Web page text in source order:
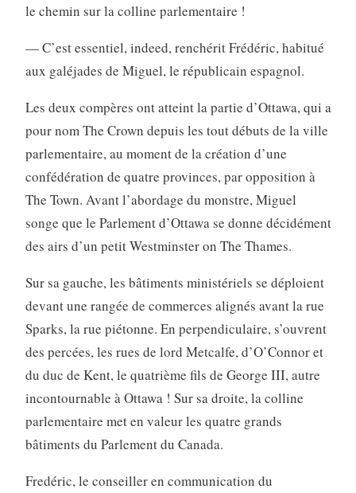
le chemin sur la colline parlementaire !
— C’est essentiel, indeed, renchérit Frédéric, habitué
aux galéjades de Miguel, le républicain espagnol.
Les deux compères ont atteint la partie d’Ottawa, qui a
pour nom The Crown depuis les tout débuts de la ville
parlementaire, au moment de la création d’une
confédération de quatre provinces, par opposition à
The Town. Avant l’abordage du monstre, Miguel
songe que le Parlement d’Ottawa se donne décidément
des airs d’un petit Westminster on The Thames.
Sur sa gauche, les bâtiments ministériels se déploient
devant une rangée de commerces alignés avant la rue
Sparks, la rue piétonne. En perpendiculaire, s’ouvrent
des percées, les rues de lord Metcalfe, d’O’Connor et
du duc de Kent, le quatrième fils de George III, autre
incontournable à Ottawa ! Sur sa droite, la colline
parlementaire met en valeur les quatre grands
bâtiments du Parlement du Canada.
Fredéric, le conseiller en communication du